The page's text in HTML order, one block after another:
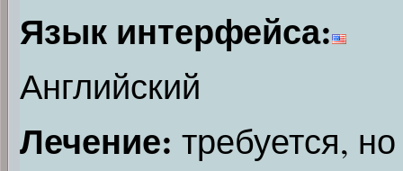
Язык интерфейса:
Английский
Лечение: требуется, но